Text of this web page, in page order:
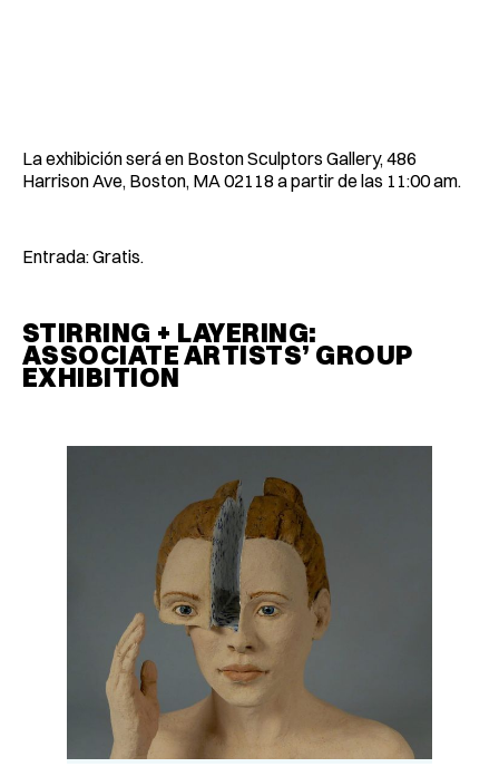
La exhibición será en Boston Sculptors Gallery, 486
Harrison Ave, Boston, MA 02118 a partir de las 11:00 am.
Entrada: Gratis.
STIRRING + LAYERING:
ASSOCIATE ARTISTS’ GROUP
EXHIBITION